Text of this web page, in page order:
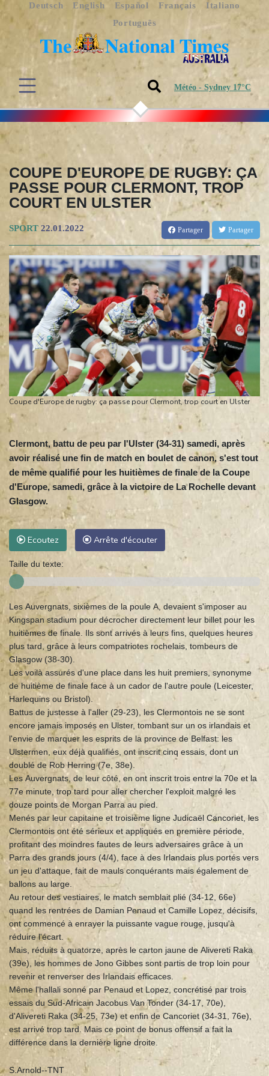
Deutsch English Español Français
Italiano
Português
Météo - Sydney 17°C
COUPE D'EUROPE DE RUGBY: ÇA
PASSE POUR CLERMONT, TROP
COURT EN ULSTER
SPORT 22.01.2022 Partager Partager
Coupe d'Europe de rugby: ça passe pour Clermont, trop court en Ulster
Clermont, battu de peu par l'Ulster (34-31) samedi, après
avoir réalisé une fin de match en boulet de canon, s'est tout
de même qualifié pour les huitièmes de finale de la Coupe
d'Europe, samedi, grâce à la victoire de La Rochelle devant
Glasgow.
Ecoutez Arrête d'écouter
Taille du texte:
Les Auvergnats, sixièmes de la poule A, devaient s'imposer au
Kingspan stadium pour décrocher directement leur billet pour les
huitièmes de finale. Ils sont arrivés à leurs fins, quelques heures
plus tard, grâce à leurs compatriotes rochelais, tombeurs de
Glasgow (38-30).
Les voilà assurés d'une place dans les huit premiers, synonyme
de huitième de finale face à un cador de l'autre poule (Leicester,
Harlequins ou Bristol).
Battus de justesse à l'aller (29-23), les Clermontois ne se sont
encore jamais imposés en Ulster, tombant sur un os irlandais et
l'envie de marquer les esprits de la province de Belfast: les
Ulstermen, eux déjà qualifiés, ont inscrit cinq essais, dont un
doublé de Rob Herring (7e, 38e).
Les Auvergnats, de leur côté, en ont inscrit trois entre la 70e et la
77e minute, trop tard pour aller chercher l'exploit malgré les
douze points de Morgan Parra au pied.
Menés par leur capitaine et troisième ligne Judicaël Cancoriet, les
Clermontois ont été sérieux et appliqués en première période,
profitant des moindres fautes de leurs adversaires grâce à un
Parra des grands jours (4/4), face à des Irlandais plus portés vers
un jeu d'attaque, fait de mauls conquérants mais également de
ballons au large.
Au retour des vestiaires, le match semblait plié (34-12, 66e)
quand les rentrées de Damian Penaud et Camille Lopez, décisifs,
ont commencé à enrayer la puissante vague rouge, jusqu'à
réduire l'écart.
Mais, réduits à quatorze, après le carton jaune de Alivereti Raka
(39e), les hommes de Jono Gibbes sont partis de trop loin pour
revenir et renverser des Irlandais efficaces.
Même l'hallali sonné par Penaud et Lopez, concrétisé par trois
essais du Sud-Africain Jacobus Van Tonder (34-17, 70e),
d'Alivereti Raka (34-25, 73e) et enfin de Cancoriet (34-31, 76e),
est arrivé trop tard. Mais ce point de bonus offensif a fait la
différence dans la dernière ligne droite.
S.Arnold--TNT